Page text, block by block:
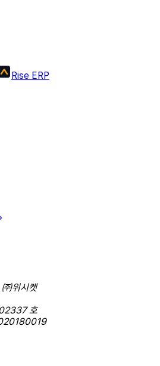
Rise ERP
㈜위시켓
호